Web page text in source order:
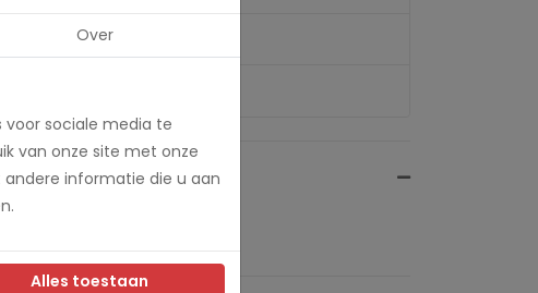
Over
sociale media te
van onze site met onze
informatie die u aan
Alles toestaan